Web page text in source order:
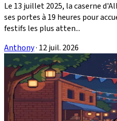
Le 13 juillet 2025, la caserne
ses portes à 19 heures pour
festifs les plus atten...
Anthony· 12 juil. 2026